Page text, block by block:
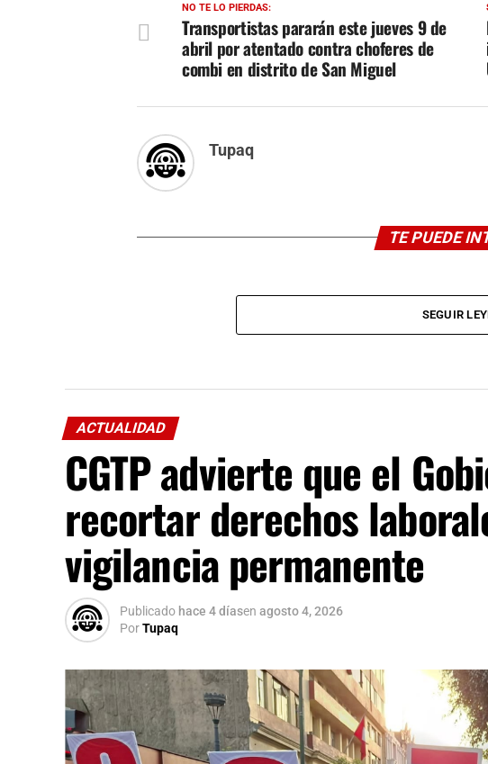
NO TE LO PIERDAS:
Transportistas pararán este jueves 9 de
abril por atentado contra choferes de
combi en distrito de San Miguel
Tupaq
TE PUEDE
SEGUIR
ACTUALIDAD
CGTP advierte que el
recortar derechos
vigilancia permanente
Publicado hace 4 díasen agosto 4, 2026
PorTupaq